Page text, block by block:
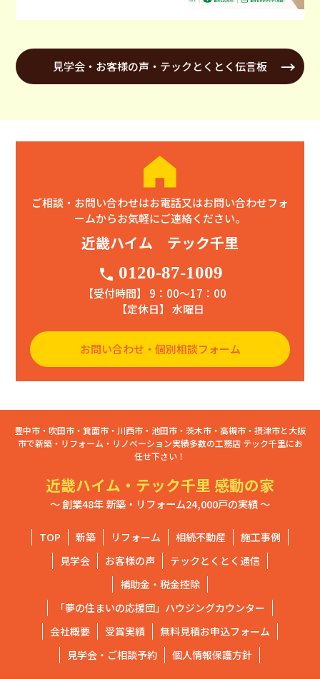
見学会・お客様の声・テックとくとく伝言板
ご相談・お問い合わせはお電話又はお問い合わせフォ
ームからお気軽にご連絡ください。
近畿ハイム テック千里
phone 0120-87-1009
【受付時間】 9：00〜17：00
【定休日】 水曜日
お問い合わせ・個別相談フォーム
豊中市・吹田市・箕面市・川西市・池田市・茨木市・高槻市・摂津市と大阪
市で新築・リフォーム・リノベーション実績多数の工務店 テック千里にお
任せ下さい！
近畿ハイム・テック千里 感動の家
～ 創業48年 新築・リフォーム24,000戸の実績 ～
TOP 新築 リフォーム 相続不動産
施工事例
見学会
お客様の声
テックとくとく通信
補助金・税金控除
「夢の住まいの応援団」ハウジングカウンター
会社概要
受賞実績
無料見積お申込フォーム
見学会・ご相談予約
個人情報保護方針